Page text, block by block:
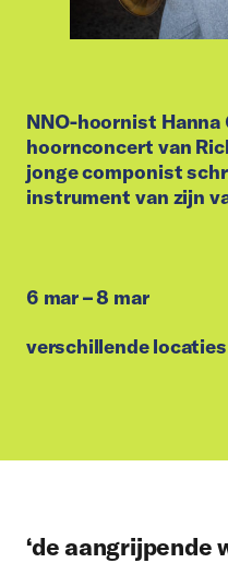
NNO-hoornist
hoornconcert van
jonge componist
instrument van zijn
6 mar – 8 mar
verschillende locaties
‘de aangrijpende